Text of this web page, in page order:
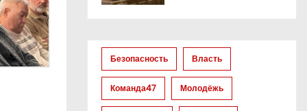
Безопасность Власть
Команда47 Молодёжь